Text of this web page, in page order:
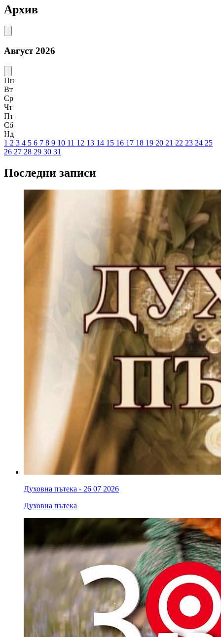
Архив
Август 2026
Пн
Вт
Ср
Чт
Пт
Сб
Нд
1 2 3 4 5 6 7 8 9 10 11 12 13 14 15 16 17 18 19 20 21 22 23 24 25
26 27 28 29 30 31
Последни записи
Духовна пътека - 26 07 2026
Духовна пътека